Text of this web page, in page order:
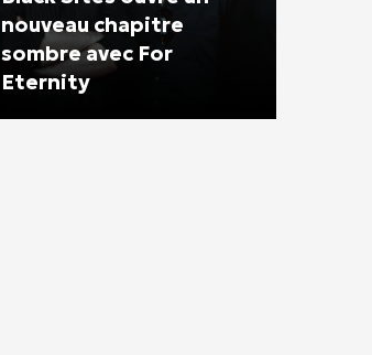
nouveau chapitre
sombre avec For
Eternity